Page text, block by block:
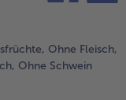
Ohne Fleisch,
Ohne Schwein